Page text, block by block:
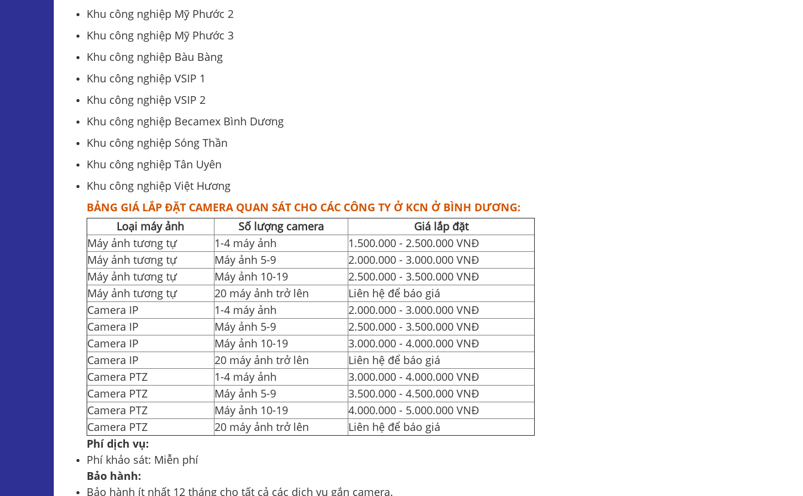
Khu công nghiệp Mỹ Phước 2
Khu công nghiệp Mỹ Phước 3
Khu công nghiệp Bàu Bàng
Khu công nghiệp VSIP 1
Khu công nghiệp VSIP 2
Khu công nghiệp Becamex Bình Dương
Khu công nghiệp Sóng Thần
Khu công nghiệp Tân Uyên
Khu công nghiệp Việt Hương
BẢNG GIÁ LẮP ĐẶT CAMERA QUAN SÁT CHO CÁC CÔNG TY Ở KCN Ở BÌNH DƯƠNG:
Loại máy ảnh
Số lượng camera
Giá lắp đặt
Máy ảnh tương tự
1-4 máy ảnh
1.500.000 - 2.500.000 VNĐ
Máy ảnh tương tự
Máy ảnh 5-9
2.000.000 - 3.000.000 VNĐ
Máy ảnh tương tự
Máy ảnh 10-19
2.500.000 - 3.500.000 VNĐ
Máy ảnh tương tự
20 máy ảnh trở lên
Liên hệ để báo giá
Camera IP
1-4 máy ảnh
2.000.000 - 3.000.000 VNĐ
Camera IP
Máy ảnh 5-9
2.500.000 - 3.500.000 VNĐ
Camera IP
Máy ảnh 10-19
3.000.000 - 4.000.000 VNĐ
Camera IP
20 máy ảnh trở lên
Liên hệ để báo giá
Camera PTZ
1-4 máy ảnh
3.000.000 - 4.000.000 VNĐ
Camera PTZ
Máy ảnh 5-9
3.500.000 - 4.500.000 VNĐ
Camera PTZ
Máy ảnh 10-19
4.000.000 - 5.000.000 VNĐ
Camera PTZ
20 máy ảnh trở lên
Liên hệ để báo giá
Phí dịch vụ:
Phí khảo sát: Miễn phí
Bảo hành:
Bảo hành ít nhất 12 tháng cho tất cả các dịch vụ gắn camera.